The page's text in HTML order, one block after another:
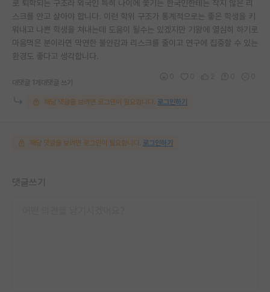
로 퇴학되는 구조라 외국인 특히 나이에 쫓기는 한국인한테는 작지 않은 리
스크를 안고 살아야 합니다. 이런 학위 구조가 통계적으로는 좋은 학생을 키
워내고 나쁜 학생을 쳐내는데 도움이 될수는 있겠지만 기왕에 열심히 하기로
마음먹은 분이라면 막연한 불안감과 리스크를 줄이고 연구에 집중할 수 있는
환경도 좋다고 생각합니다.
대댓글 1개 대댓글 쓰기
해당 댓글을 보려면 로그인이 필요합니다. 로그인하기
해당 댓글을 보려면 로그인이 필요합니다. 로그인하기
댓글쓰기